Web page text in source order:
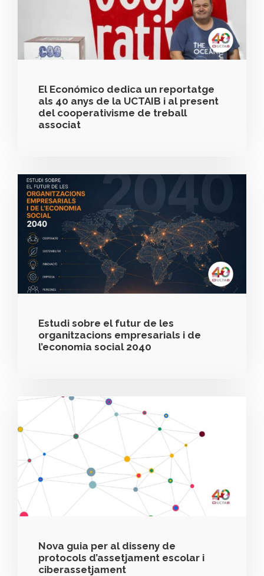
El Económico dedica un reportatge
als 40 anys de la UCTAIB i al present
del cooperativisme de treball
associat
Estudi sobre el futur de les
organitzacions empresarials i de
l’economia social 2040
Nova guia per al disseny de
protocols d’assetjament escolar i
ciberassetjament